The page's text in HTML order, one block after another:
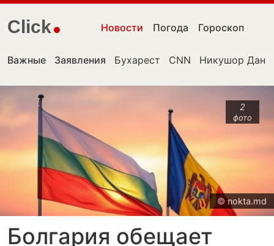
Click Новости Погода Гороскоп
Важные Заявления Бухарест CNN Никушор Дан
2
фото
© nokta.md
Болгария обещает